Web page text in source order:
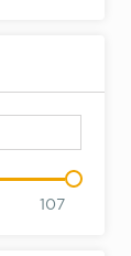
107